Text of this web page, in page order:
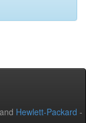
and Hewlett-Packard -